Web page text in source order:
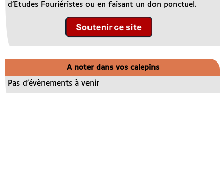
d’Etudes Fouriéristes ou en faisant un don ponctuel.
A noter dans vos calepins
Pas d’évènements à venir